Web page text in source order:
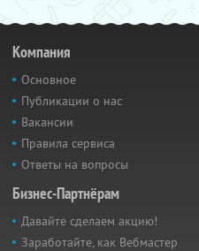
Компания
Основное
Публикации о нас
Вакансии
Правила сервиса
Ответы на вопросы
Бизнес-Партнёрам
Давайте сделаем акцию!
Заработайте, как Вебмастер